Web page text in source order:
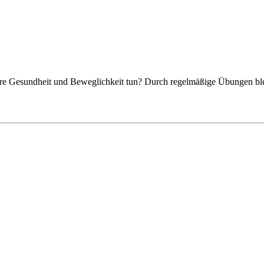
Gesundheit und Beweglichkeit tun? Durch regelmäßige Übungen